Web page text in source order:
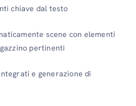
chiave dal testo
scene con elementi
pertinenti
e generazione di